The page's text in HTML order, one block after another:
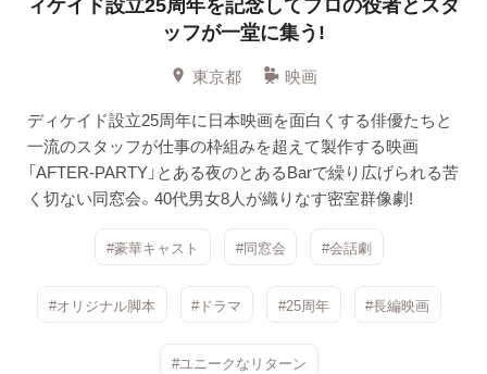
ッフが一堂に集う!
東京都
映画
ディケイド設立25周年に日本映画を面白くする俳優たちと
一流のスタッフが仕事の枠組みを超えて製作する映画
「AFTER-PARTY」とある夜のとあるBarで繰り広げられる苦
く切ない同窓会。40代男女8人が織りなす密室群像劇!
#豪華キャスト #同窓会 #会話劇
#オリジナル脚本 #ドラマ #25周年 #長編映画
#ユニークなリターン